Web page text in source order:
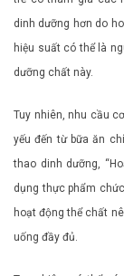
dinh dưỡng hơn do
hiệu suất có thể là
dưỡng chất này.
Tuy nhiên, nhu cầu
yếu đến từ bữa ăn
thao dinh dưỡng,
dụng thực phẩm
hoạt động thể chất
uống đầy đủ.